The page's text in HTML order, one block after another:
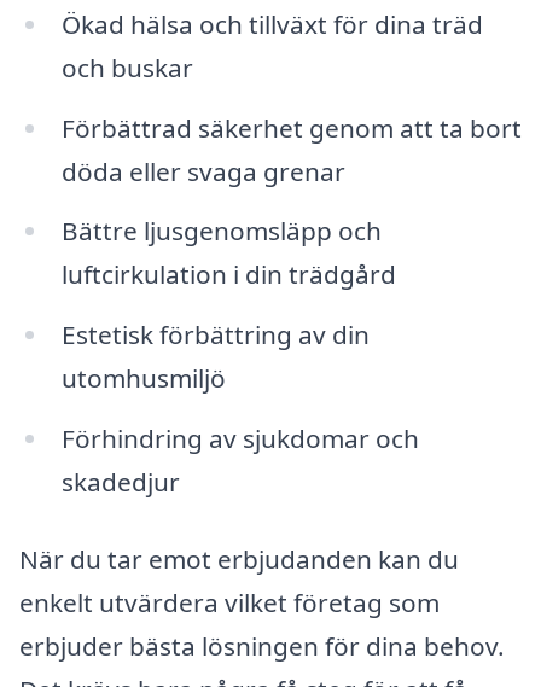
Ökad hälsa och tillväxt för dina träd
och buskar
Förbättrad säkerhet genom att ta bort
döda eller svaga grenar
Bättre ljusgenomsläpp och
luftcirkulation i din trädgård
Estetisk förbättring av din
utomhusmiljö
Förhindring av sjukdomar och
skadedjur
När du tar emot erbjudanden kan du
enkelt utvärdera vilket företag som
erbjuder bästa lösningen för dina behov.